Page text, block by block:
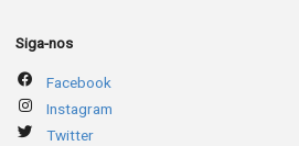
Siga-nos
Facebook
Instagram
Twitter